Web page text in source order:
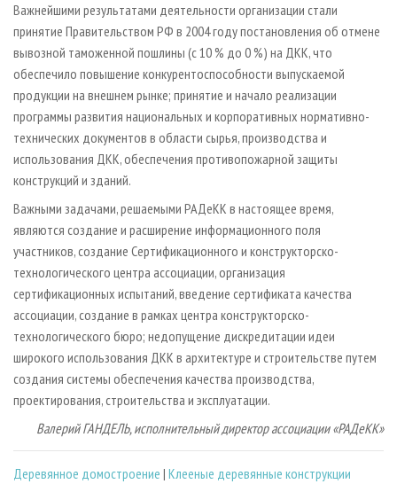
Важнейшими результатами деятельности организации стали
принятие Правительством РФ в 2004 году постановления об отмене
вывозной таможенной пошлины (с 10 % до 0 %) на ДКК, что
обеспечило повышение конкурентоспособности выпускаемой
продукции на внешнем рынке; принятие и начало реализации
программы развития национальных и корпоративных нормативно-
технических документов в области сырья, производства и
использования ДКК, обеспечения противопожарной защиты
конструкций и зданий.
Важными задачами, решаемыми РАДеКК в настоящее время,
являются создание и расширение информационного поля
участников, создание Сертификационного и конструкторско-
технологического центра ассоциации, организация
сертификационных испытаний, введение сертификата качества
ассоциации, создание в рамках центра конструкторско-
технологического бюро; недопущение дискредитации идеи
широкого использования ДКК в архитектуре и строительстве путем
создания системы обеспечения качества производства,
проектирования, строительства и эксплуатации.
Валерий ГАНДЕЛЬ, исполнительный директор ассоциации «РАДеКК»
Деревянное домостроение | Клееные деревянные конструкции